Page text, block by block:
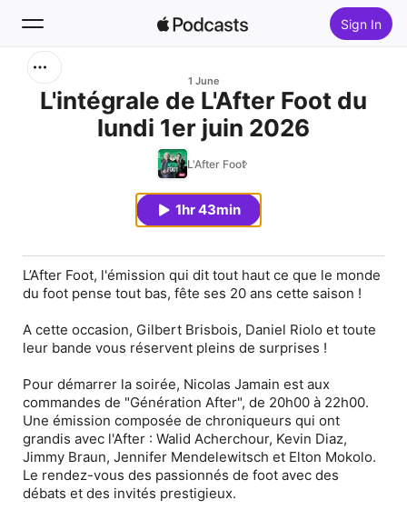
Sign In
1 June
L'intégrale de L'After Foot du
lundi 1er juin 2026
L'After Foot
1hr 43min
L’After Foot, l'émission qui dit tout haut ce que le monde
du foot pense tout bas, fête ses 20 ans cette saison !
A cette occasion, Gilbert Brisbois, Daniel Riolo et toute
leur bande vous réservent pleins de surprises !
Pour démarrer la soirée, Nicolas Jamain est aux
commandes de "Génération After", de 20h00 à 22h00.
Une émission composée de chroniqueurs qui ont
grandis avec l'After : Walid Acherchour, Kevin Diaz,
Jimmy Braun, Jennifer Mendelewitsch et Elton Mokolo.
Le rendez-vous des passionnés de foot avec des
débats et des invités prestigieux.